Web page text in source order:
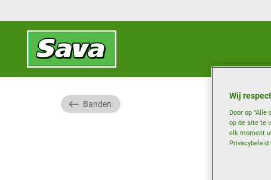
Banden
Wij
Door op
op de site te
elk moment